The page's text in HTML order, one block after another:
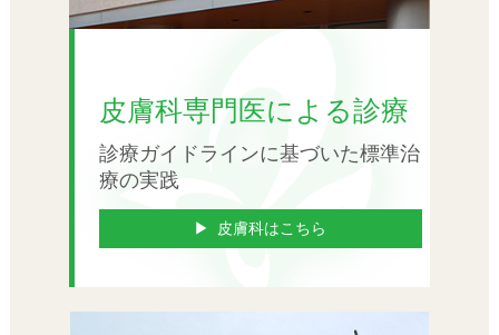
皮膚科専門医による診療
診療ガイドラインに基づいた標準治
療の実践
皮膚科はこちら